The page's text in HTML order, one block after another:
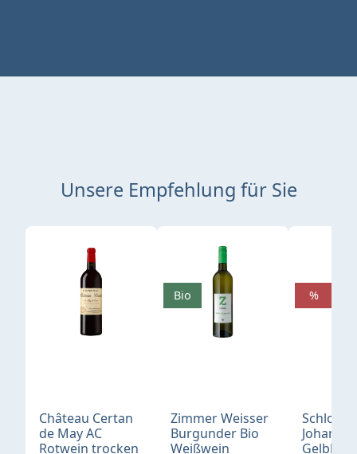
Unsere Empfehlung für Sie
Produktgalerie überspringen
Château Certan
de May AC
Rotwein trocken
Zimmer Weisser
Burgunder Bio
Weißwein
Bio
Schloß
Gelblack
%